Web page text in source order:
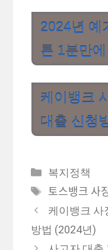
2024년 예
론 1분만에
케이뱅크
대출 신청
카
테
리
복지정책
태
그
토스뱅크
케이뱅크 사
방법 (2024년)